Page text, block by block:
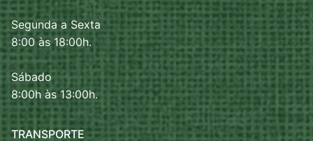
Segunda a Sexta
8:00 às 18:00h.
Sábado
8:00h às 13:00h.
TRANSPORTE